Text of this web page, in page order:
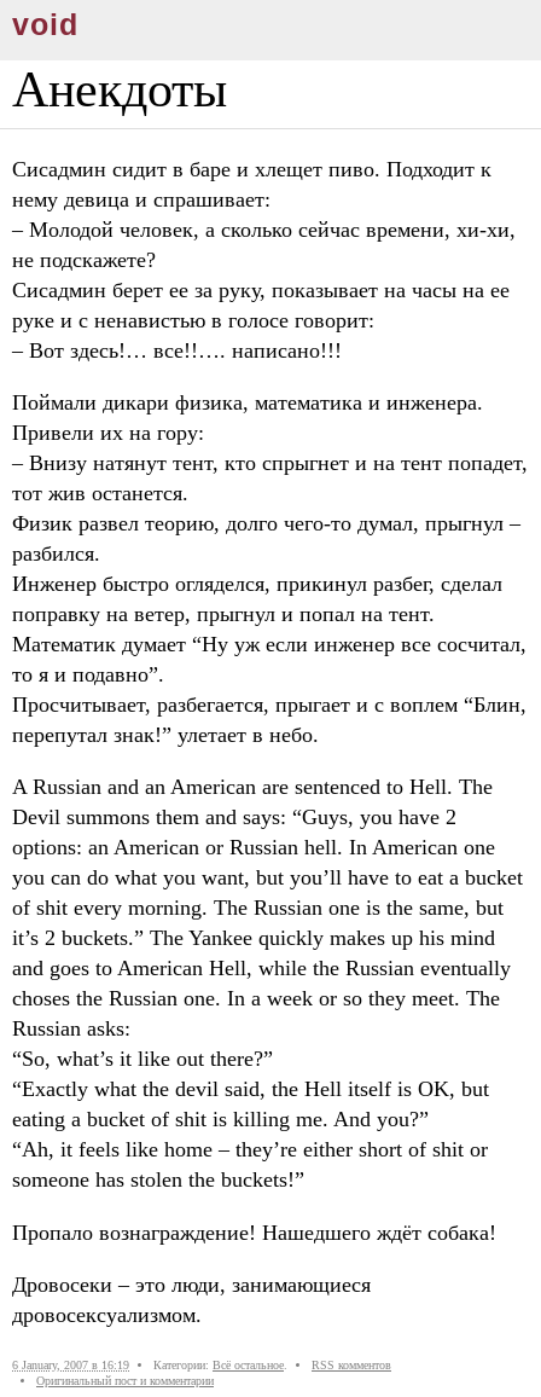
void
Анекдоты
Сисадмин сидит в баре и хлещет пиво. Подходит к
нему девица и спрашивает:
– Молодой человек, а сколько сейчас времени, хи-хи,
не подскажете?
Сисадмин берет ее за руку, показывает на часы на ее
руке и с ненавистью в голосе говорит:
– Вот здесь!… все!!…. написано!!!
Поймали дикари физика, математика и инженера.
Привели их на гору:
– Внизу натянут тент, кто спрыгнет и на тент попадет,
тот жив останется.
Физик развел теорию, долго чего-то думал, прыгнул –
разбился.
Инженер быстро огляделся, прикинул разбег, сделал
поправку на ветер, прыгнул и попал на тент.
Математик думает “Ну уж если инженер все сосчитал,
то я и подавно”.
Просчитывает, разбегается, прыгает и с воплем “Блин,
перепутал знак!” улетает в небо.
A Russian and an American are sentenced to Hell. The
Devil summons them and says: “Guys, you have 2
options: an American or Russian hell. In American one
you can do what you want, but you’ll have to eat a bucket
of shit every morning. The Russian one is the same, but
it’s 2 buckets.” The Yankee quickly makes up his mind
and goes to American Hell, while the Russian eventually
choses the Russian one. In a week or so they meet. The
Russian asks:
“So, what’s it like out there?”
“Exactly what the devil said, the Hell itself is OK, but
eating a bucket of shit is killing me. And you?”
“Ah, it feels like home – they’re either short of shit or
someone has stolen the buckets!”
Пропало вознаграждение! Нашедшего ждёт собака!
Дровосеки – это люди, занимающиеся
дровосексуализмом.
6 January, 2007 в 16:19 Категории: Всё остальное
RSS комментов
Оригинальный пост и комментарии